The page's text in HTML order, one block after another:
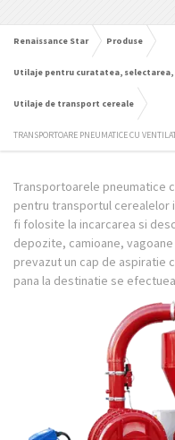
Renaissance Star Produse
Utilaje pentru curatatea,
Utilaje de transport cereale
TRANSPORTOARE PNEUMATICE CU
Transportoarele pneumatice
pentru transportul cerealelor
fi folosite la incarcarea si
depozite, camioane,
prevazut un cap de aspiratie
pana la destinatie se